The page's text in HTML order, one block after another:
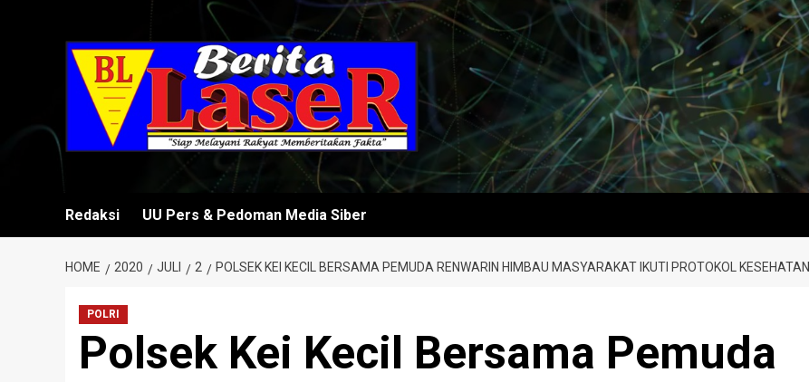
Redaksi UU Pers & Pedoman Media Siber
HOME 2020 JULI 2 POLSEK KEI KECIL BERSAMA PEMUDA RENWARIN HIMBAU MASYARAKAT IKUTI PROTOKOL KESEHATAN
POLRI
Polsek Kei Kecil Bersama Pemuda